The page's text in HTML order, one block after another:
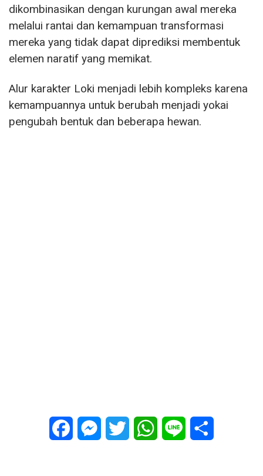
dikombinasikan dengan kurungan awal mereka
melalui rantai dan kemampuan transformasi
mereka yang tidak dapat diprediksi membentuk
elemen naratif yang memikat.
Alur karakter Loki menjadi lebih kompleks karena
kemampuannya untuk berubah menjadi yokai
pengubah bentuk dan beberapa hewan.
FacebookMessenger
Twitter WhatsApp
Line